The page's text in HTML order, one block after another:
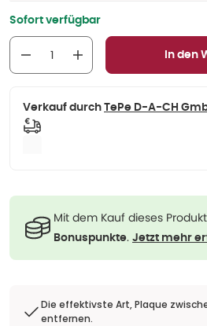
Sofort verfügbar
In den
Verkauf durch TePe D-A-CH
Mit dem Kauf dieses
Bonuspunkte. Jetzt mehr
Die effektivste Art, Plaque
entfernen.